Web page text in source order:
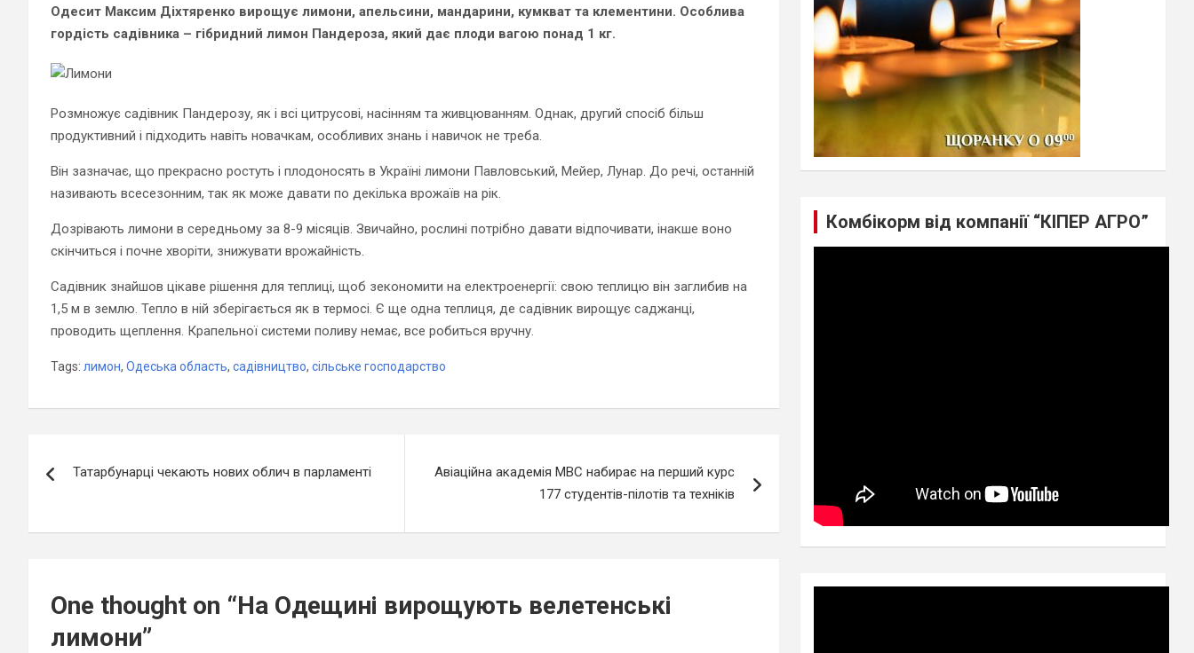
Одесит Максим Діхтяренко вирощує лимони, апельсини, мандарини, кумкват та клементини. Особлива
гордість садівника – гібридний лимон Пандероза, який дає плоди вагою понад 1 кг.
Розмножує садівник Пандерозу, як і всі цитрусові, насінням та живцюванням. Однак, другий спосіб більш
продуктивний і підходить навіть новачкам, особливих знань і навичок не треба.
Він зазначає, що прекрасно ростуть і плодоносять в Україні лимони Павловський, Мейер, Лунар. До речі, останній
називають всесезонним, так як може давати по декілька врожаїв на рік.
Дозрівають лимони в середньому за 8-9 місяців. Звичайно, рослині потрібно давати відпочивати, інакше воно
скінчиться і почне хворіти, знижувати врожайність.
Садівник знайшов цікаве рішення для теплиці, щоб зекономити на електроенергії: свою теплицю він заглибив на
1,5 м в землю. Тепло в ній зберігається як в термосі. Є ще одна теплиця, де садівник вирощує саджанці,
проводить щеплення. Крапельної системи поливу немає, все робиться вручну.
Tags: лимон, Одеська область, садівництво, сільське господарство
записів
Татарбунарці чекають нових облич в парламенті
Авіаційна академія МВС набирає на перший курс
177 студентів-пілотів та техніків
One thought on “На Одещині вирощують велетенські
лимони”
Комбікорм від компанії “КІПЕР АГРО”